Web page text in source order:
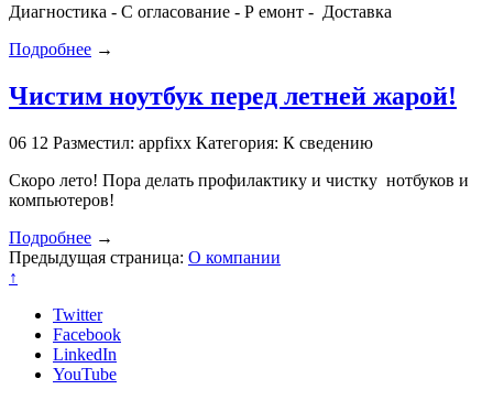
Диагностика - С огласование - Р емонт - Доставка
Подробнее →
Чистим ноутбук перед летней жарой!
06 12 Разместил: appfixx Категория: К сведению
Скоро лето! Пора делать профилактику и чистку нотбуков и
компьютеров!
Подробнее →
Предыдущая страница: О компании
↑
Twitter
Facebook
LinkedIn
YouTube